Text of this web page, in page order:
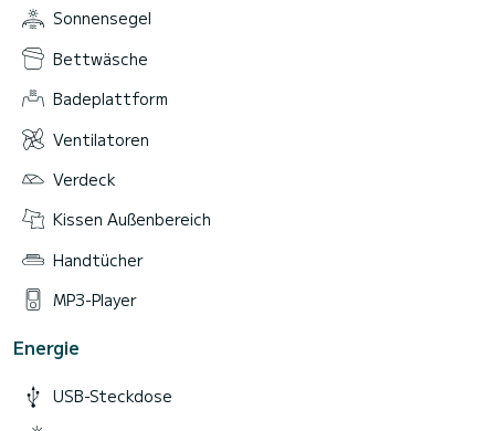
Sonnensegel
Bettwäsche
Badeplattform
Ventilatoren
Verdeck
Kissen Außenbereich
Handtücher
MP3-Player
Energie
USB-Steckdose